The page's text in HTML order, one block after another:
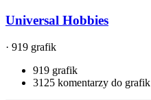
Universal Hobbies
· 919 grafik
919 grafik
3125 komentarzy do grafik